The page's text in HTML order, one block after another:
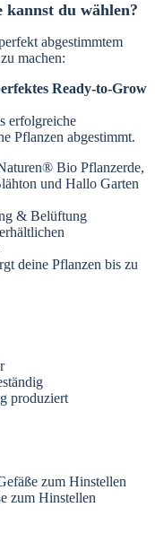
kannst du wählen?
abgestimmtem
machen:
Ready-to-Grow
erfolgreiche
Pflanzen abgestimmt.
Bio Pflanzerde,
und Hallo Garten
& Belüftung
deine Pflanzen bis zu
produziert
zum Hinstellen
zum Hinstellen